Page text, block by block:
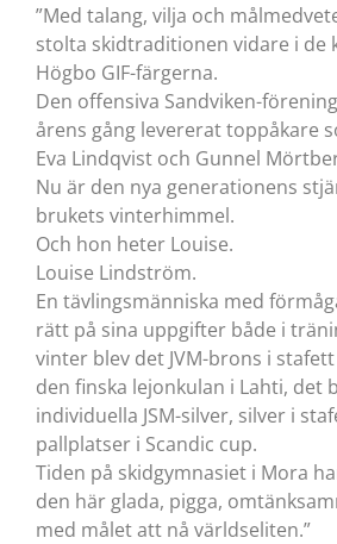
”Med talang, vilja och
stolta skidtraditionen vidare i de
Högbo GIF-färgerna.
Den offensiva Sandviken-
årens gång levererat toppåkare
Eva Lindqvist och Gunnel
Nu är den nya generationens
brukets vinterhimmel.
Och hon heter Louise.
Louise Lindström.
En tävlingsmänniska med
rätt på sina uppgifter både i
vinter blev det JVM-brons i
den finska lejonkulan i Lahti, det
individuella JSM-silver, silver i
pallplatser i Scandic cup.
Tiden på skidgymnasiet i Mora
den här glada, pigga,
med målet att nå världseliten.”